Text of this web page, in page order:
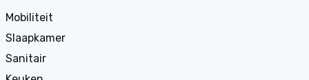
Mobiliteit
Slaapkamer
Sanitair